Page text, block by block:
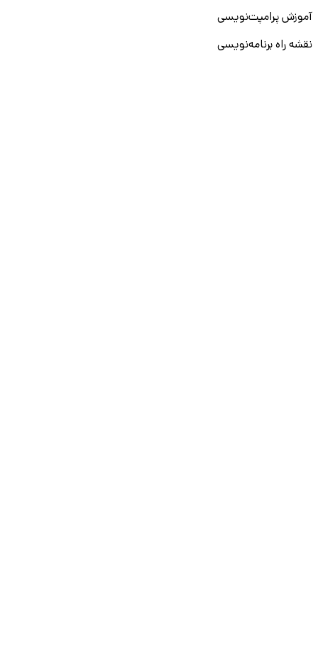
آموزش پرامپت‌نویسی
نقشه راه برنامه‌نویسی